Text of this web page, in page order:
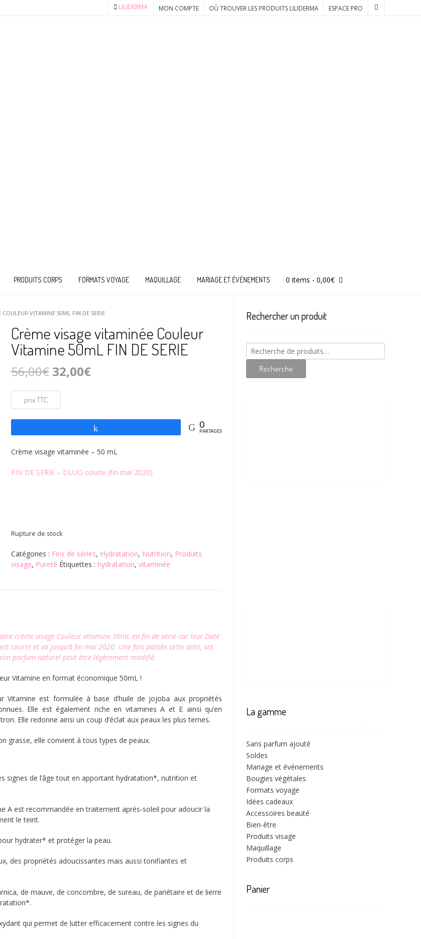
MON COMPTE OÙ TROUVER LES PRODUITS LILIDERMA ESPACE PRO
LILIDERMA
PRODUITS CORPS FORMATS VOYAGE MAQUILLAGE MARIAGE ET ÉVÉNEMENTS 0 items - 0,00€
VITAMINE 50ML FIN DE SERIE
Crème visage vitaminée Couleur
Vitamine 50mL FIN DE SERIE
56,00€ Le
prix
initial
était :
32,00€Le
est :
0
PARTAGES
Crème visage vitaminée – 50 mL
FIN DE SERIE – DLUO courte (fin mai 2020)
Rupture de stock
Catégories : Fins de séries, Hydratation, Nutrition, Produits
visage, Pureté Étiquettes : hydratation, vitaminée
crème visage Couleur vitamine 50mL en fin de série car leur Date
courte et va jusqu’à fin mai 2020. Une fois passée cette date, ses
parfum naturel peut être légèrement modifié.
Vitamine en format économique 50mL !
Vitamine est formulée à base d’huile de jojoba aux propriétés
Elle est également riche en vitamines A et E ainsi qu’en
Elle redonne ainsi un coup d’éclat aux peaux les plus ternes.
grasse, elle convient à tous types de peaux.
signes de l’âge tout en apportant hydratation*, nutrition et
A est recommandée en traitement après-soleil pour adoucir la
le teint.
hydrater* et protéger la peau.
des propriétés adoucissantes mais aussi tonifiantes et
de mauve, de concombre, de sureau, de pariétaire et de lierre
qui permet de lutter efficacement contre les signes du
Rechercher un produit
Recherche
pour :
Recherche
La gamme
Sans parfum ajouté
Soldes
Mariage et événements
Bougies végétales
Formats voyage
Idées cadeaux
Accessoires beauté
Bien-être
Produits visage
Maquillage
Produits corps
Panier